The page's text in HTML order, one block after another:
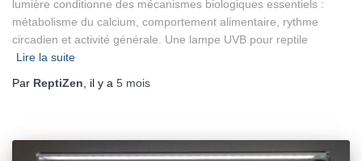
lumière conditionne des mécanismes biologiques essentiels :
métabolisme du calcium, comportement alimentaire, rythme
circadien et activité générale. Une lampe UVB pour reptile
Lire la suite
Par ReptiZen , il y a 5 mois